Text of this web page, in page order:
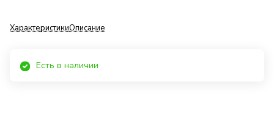
ХарактеристикиОписание
Есть в наличии